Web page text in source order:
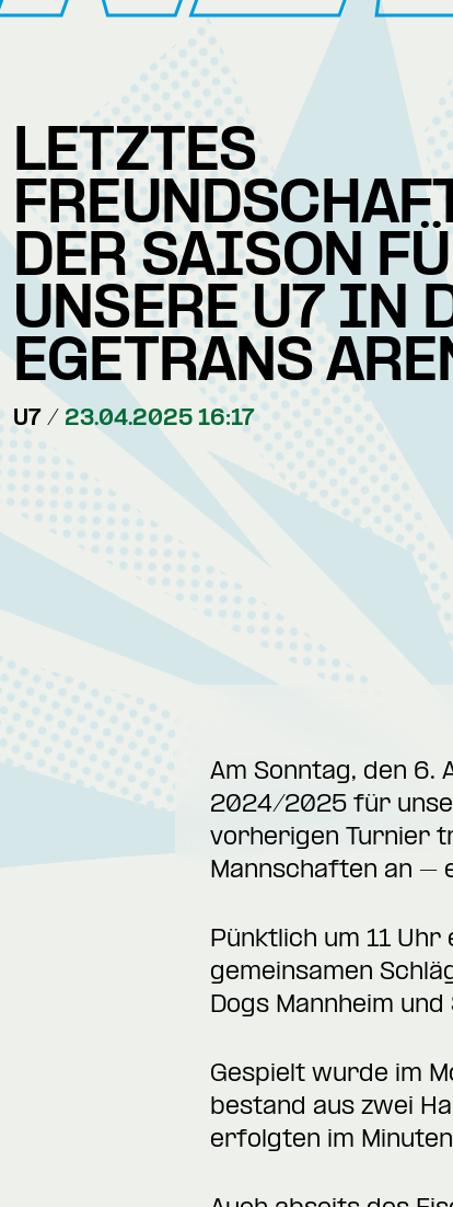
LETZTES
DER SAISON
UNSERE U7 IN
EGETRANS
U7 / 23.04.2025 16:17
Am Sonntag, den
2024/2025 für
vorherigen Turnier
Mannschaften an –
Pünktlich um 11
gemeinsamen
Dogs Mannheim
Gespielt wurde im
bestand aus zwei
erfolgten im